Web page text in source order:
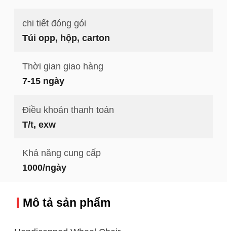
chi tiết đóng gói
Túi opp, hộp, carton
Thời gian giao hàng
7-15 ngày
Điều khoản thanh toán
T/t, exw
Khả năng cung cấp
1000/ngày
Mô tả sản phẩm